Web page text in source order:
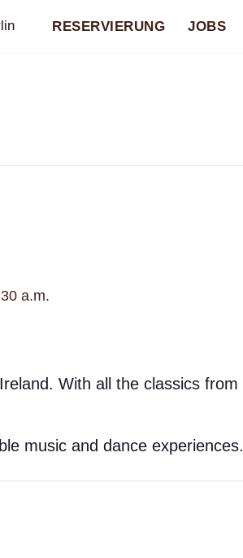
RESERVIERUNG JOBS
a.m.
With all the classics from
music and dance experiences.